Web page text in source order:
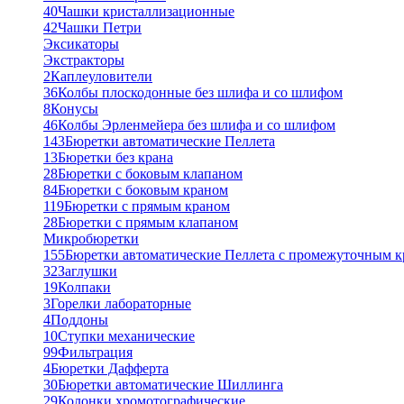
40Чашки кристаллизационные
42Чашки Петри
Эксикаторы
Экстракторы
2Каплеуловители
36Колбы плоскодонные без шлифа и со шлифом
8Конусы
46Колбы Эрленмейера без шлифа и со шлифом
143Бюретки автоматические Пеллета
13Бюретки без крана
28Бюретки с боковым клапаном
84Бюретки с боковым краном
119Бюретки с прямым краном
28Бюретки с прямым клапаном
Микробюретки
155Бюретки автоматические Пеллета с промежуточным
32Заглушки
19Колпаки
3Горелки лабораторные
4Поддоны
10Ступки механические
99Фильтрация
4Бюретки Дафферта
30Бюретки автоматические Шиллинга
29Колонки хромотографические